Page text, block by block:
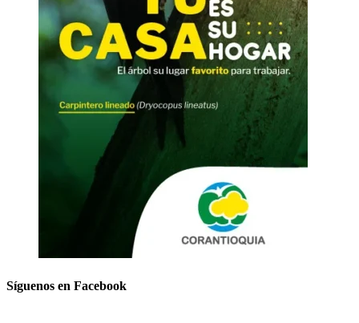
Síguenos en Facebook